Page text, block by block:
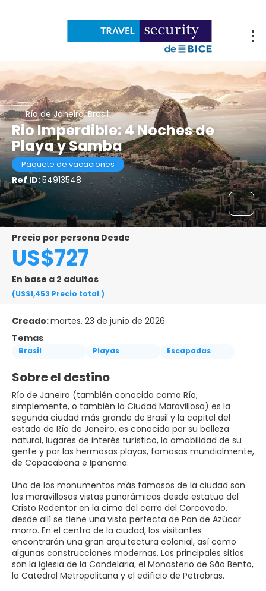
Río de Janeiro, Brasil
Rio Imperdible: 4 Noches de
Playa y Samba
Paquete de vacaciones
Ref ID:54913548
Precio por persona Desde
US$727
En base a 2 adultos
(US$1,453 Precio total )
Creado:martes, 23 de junio de 2026
Temas
Brasil Playas Escapadas
Sobre el destino
Río de Janeiro (también conocida como Río,
simplemente, o también la Ciudad Maravillosa) es la
segunda ciudad más grande de Brasil y la capital del
estado de Río de Janeiro, es conocida por su belleza
natural, lugares de interés turístico, la amabilidad de su
gente y por las hermosas playas, famosas mundialmente,
de Copacabana e Ipanema.
Uno de los monumentos más famosos de la ciudad son
las maravillosas vistas panorámicas desde estatua del
Cristo Redentor en la cima del cerro del Corcovado,
desde allí se tiene una vista perfecta de Pan de Azúcar
morro. En el centro de la ciudad, los visitantes
encontrarán una gran arquitectura colonial, así como
algunas construcciones modernas. Los principales sitios
son la iglesia de la Candelaria, el Monasterio de São Bento,
la Catedral Metropolitana y el edificio de Petrobras.